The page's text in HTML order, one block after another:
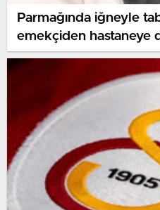
Parmağında iğneyle
emekçiden hastaneye